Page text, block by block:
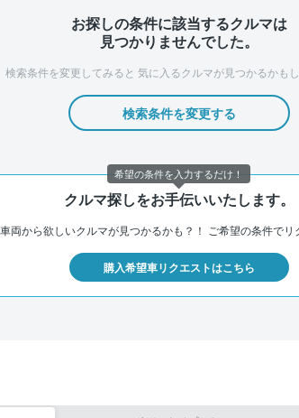
お探しの条件に該当するクルマは
見つかりませんでした。
検索条件を変更してみると 気に入るクルマが見つかるかもし
検索条件を変更する
クルマ探しをお手伝いいたします。
両から欲しいクルマが見つかるかも？！ ご希望の条件でリ
購入希望車リクエストはこちら
希望の条件を入力するだけ！